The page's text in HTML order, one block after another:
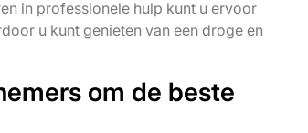
in professionele hulp kunt u ervoor
u kunt genieten van een droge en
om de beste